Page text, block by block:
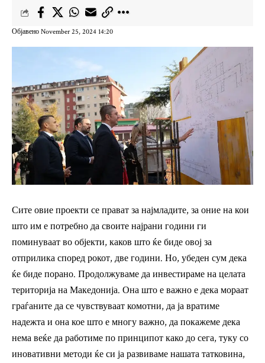
Објавено November 25, 2024 14:20
Сите овие проекти се прават за најмладите, за оние на кои
што им е потребно да своите најрани години ги
поминуваат во објекти, каков што ќе биде овој за
отприлика според рокот, две години. Но, убеден сум дека
ќе биде порано. Продолжуваме да инвестираме на целата
територија на Македонија. Она што е важно е дека мораат
граѓаните да се чувствуваат комотни, да ја вратиме
надежта и она кое што е многу важно, да покажеме дека
нема веќе да работиме по принципот како до сега, туку со
иновативни методи ќе си ја развиваме нашата татковина,